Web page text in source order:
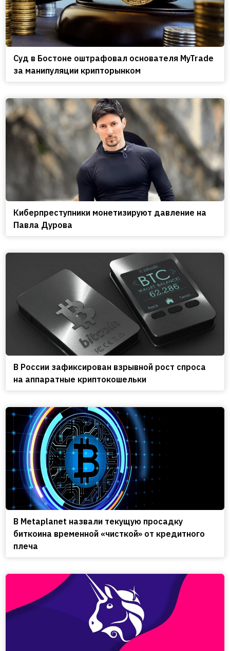
Cуд в Бостоне оштрафовал основателя MyTrade
за манипуляции крипторынком
Киберпреступники монетизируют давление на
Павла Дурова
В России зафиксирован взрывной рост спроса
на аппаратные криптокошельки
В Metaplanet назвали текущую просадку
биткоина временной «чисткой» от кредитного
плеча